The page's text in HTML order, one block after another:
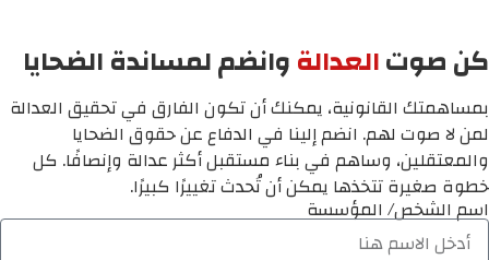
كن صوتالعدالةوانضم لمساندة الضحايا
بمساهمتك القانونية، يمكنك أن تكون الفارق في تحقيق العدالة
لمن لا صوت لهم. انضم إلينا في الدفاع عن حقوق الضحايا
والمعتقلين، وساهم في بناء مستقبل أكثر عدالة وإنصافًا. كل
خطوة صغيرة تتخذها يمكن أن تُحدث تغييرًا كبيرًا.
اسم الشخص/ المؤسسة